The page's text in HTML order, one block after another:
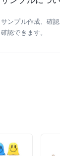
サンプル作成、確
確認できます。